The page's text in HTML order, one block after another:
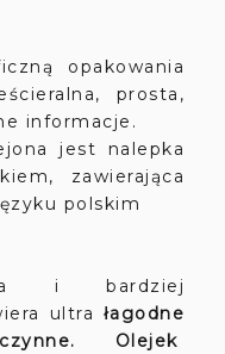
opakowania
prosta,
informacje.
jest nalepka
zawierająca
polskim
i bardziej
ultra łagodne
Olejek